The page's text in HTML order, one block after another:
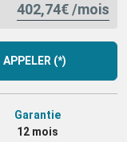
402,74€ /mois
APPELER (*)
Garantie
12 mois